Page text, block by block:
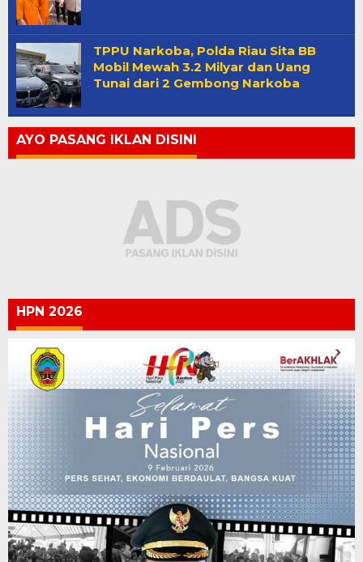
TPPU Narkoba, Polda Riau Sita BB
Mobil Mewah 3.2 Milyar dan Uang
Tunai dari 2 Gembong Narkoba
AYO PASANG IKLAN DISINI
HPN 2026